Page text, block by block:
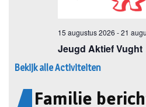
Bekijk alle Activiteiten
Familie